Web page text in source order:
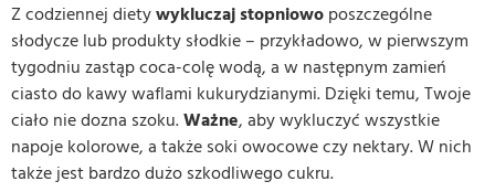
Z codziennej dietywykluczaj stopniowo poszczególne
słodycze lub produkty słodkie – przykładowo, w pierwszym
tygodniu zastąp coca-colę wodą, a w następnym zamień
ciasto do kawy waflami kukurydzianymi. Dzięki temu, Twoje
ciało nie dozna szoku.Ważne, aby wykluczyć wszystkie
napoje kolorowe, a także soki owocowe czy nektary. W nich
także jest bardzo dużo szkodliwego cukru.